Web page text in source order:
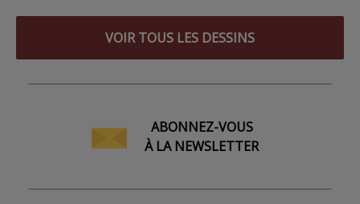
VOIR TOUS LES DESSINS
ABONNEZ-VOUS
À LA NEWSLETTER